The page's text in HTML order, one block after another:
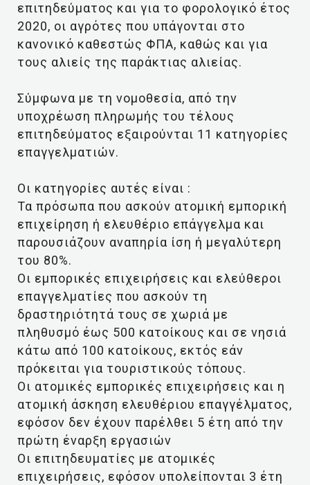
επιτηδεύματος και για το φορολογικό έτος
2020, οι αγρότες που υπάγονται στο
κανονικό καθεστώς ΦΠΑ, καθώς και για
τους αλιείς της παράκτιας αλιείας.
Σύμφωνα με τη νομοθεσία, από την
υποχρέωση πληρωμής του τέλους
επιτηδεύματος εξαιρούνται 11 κατηγορίες
επαγγελματιών.
Οι κατηγορίες αυτές είναι :
Τα πρόσωπα που ασκούν ατομική εμπορική
επιχείρηση ή ελευθέριο επάγγελμα και
παρουσιάζουν αναπηρία ίση ή μεγαλύτερη
του 80%.
Οι εμπορικές επιχειρήσεις και ελεύθεροι
επαγγελματίες που ασκούν τη
δραστηριότητά τους σε χωριά με
πληθυσμό έως 500 κατοίκους και σε νησιά
κάτω από 100 κατοίκους, εκτός εάν
πρόκειται για τουριστικούς τόπους.
Οι ατομικές εμπορικές επιχειρήσεις και η
ατομική άσκηση ελευθέριου επαγγέλματος,
εφόσον δεν έχουν παρέλθει 5 έτη από την
πρώτη έναρξη εργασιών
Οι επιτηδευματίες με ατομικές
επιχειρήσεις, εφόσον υπολείπονται 3 έτη